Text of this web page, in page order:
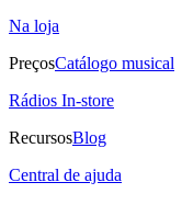
Na loja
PreçosCatálogo musical
Rádios In-store
RecursosBlog
Central de ajuda